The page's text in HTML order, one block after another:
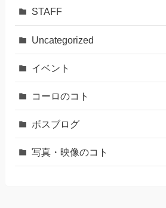
STAFF
Uncategorized
イベント
コーロのコト
ボスブログ
写真・映像のコト